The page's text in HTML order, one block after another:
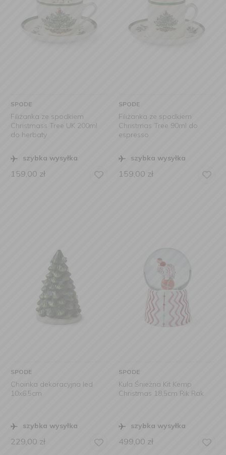
SPODE
Filiżanka ze spodkiem
Christmass Tree UK 200ml
do herbaty
szybka wysyłka
159,00 zł
SPODE
Filiżanka ze spodkiem
Christmas Tree 90ml do
espresso
szybka wysyłka
159,00 zł
SPODE
Choinka dekoracyjna led
10x6,5cm
szybka wysyłka
229,00 zł
SPODE
Kula Śnieżna Kit Kemp
Christmas 18,5cm Rik Rak
szybka wysyłka
499,00 zł